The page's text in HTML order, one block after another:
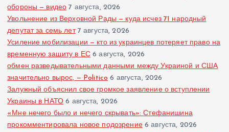
обороны — видео 7 августа, 2026
Увольнение из Верховной Рады — куда исчез 71 народный
депутат за семь лет 7 августа, 2026
Усиление мобилизации — кто из украинцев потеряет право на
временную защиту в ЕС 6 августа, 2026
обмен разведывательными данными между Украиной и США
значительно вырос, — Politico 6 августа, 2026
Залужный объяснил свое громкое заявление о вступлении
Украины в НАТО 6 августа, 2026
«Мне нечего было и нечего скрывать»: Стефанишина
прокомментировала новое подозрение 6 августа, 2026